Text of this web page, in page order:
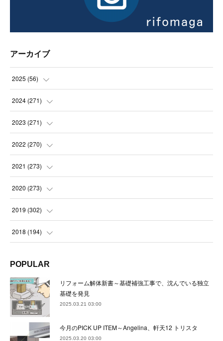
アーカイブ
2025 (56)
(14
(21
(21
2024 (271)
(21
(22
(23
(22
(24)
22)
(22)
(22)
2023 (271)
(22
(23
(23
(21
(23 )
(24
(21
(24)
2022 (270)
(23
(23
(22
(23
(22 )
(23
(23
(22)
2021 (273)
(24
(23
(22
(23)
(23
(22)
2020 (273)
(24
(22
(22)
(24
(24)
2019 (302)
(23
(22)
(21)
(27)
2018 (194)
(17)
(32)
(36)
POPULAR
リフォーム解体新書～基礎補強工事で、沈んでいる独立
基礎を発見
2025.03.21 03:00
今月のPICK UP ITEM～Angelina、軒天12 トリスタ
2025.03.20 03:00